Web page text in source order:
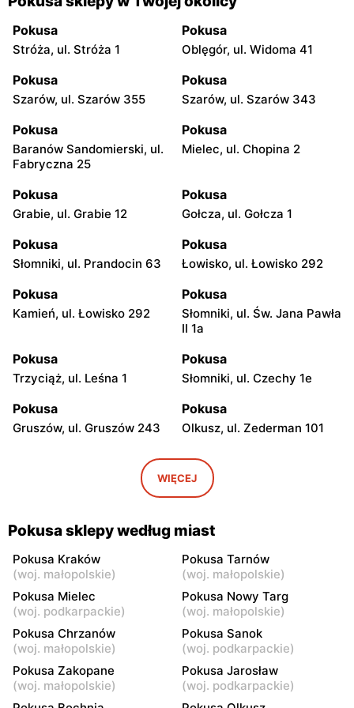
Pokusa
Stróża, ul. Stróża 1
Pokusa
Oblęgór, ul. Widoma 41
Pokusa
Szarów, ul. Szarów 355
Pokusa
Szarów, ul. Szarów 343
Pokusa
Baranów Sandomierski, ul.
Fabryczna 25
Pokusa
Mielec, ul. Chopina 2
Pokusa
Grabie, ul. Grabie 12
Pokusa
Gołcza, ul. Gołcza 1
Pokusa
Słomniki, ul. Prandocin 63
Pokusa
Łowisko, ul. Łowisko 292
Pokusa
Kamień, ul. Łowisko 292
Pokusa
Słomniki, ul. Św. Jana Pawła
II 1a
Pokusa
Trzyciąż, ul. Leśna 1
Pokusa
Słomniki, ul. Czechy 1e
Pokusa
Gruszów, ul. Gruszów 243
Pokusa
Olkusz, ul. Zederman 101
Sędziszów Małopolski, ul.
Pokusa
Sędziszów Małopolski, ul.
Fabryczna 4e
Pokusa
Tarnów, ul. Słoneczna 29-
33
Pokusa
Pokusa
Wola Batorska, ul. Wola
Batorska 579
Pokusa
Kraków al. 29 Listopada
155a
Pokusa
Kraków, ul. Henryka
Pachońskiego 8
Pokusa
Rudawa, ul. Stanisława
Wyspiańskiego 1
WIĘCEJ
Pokusa sklepy według miast
Pokusa Kraków
(woj. małopolskie)
Pokusa Tarnów
(woj. małopolskie)
Pokusa Mielec
(woj. podkarpackie)
Pokusa Nowy Targ
(woj. małopolskie)
Pokusa Chrzanów
(woj. małopolskie)
Pokusa Sanok
(woj. podkarpackie)
Pokusa Zakopane
(woj. małopolskie)
Pokusa Jarosław
(woj. podkarpackie)